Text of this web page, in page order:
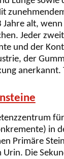
alt,
Jeder
und der
der
anerkannt.
in
Primäre
Die